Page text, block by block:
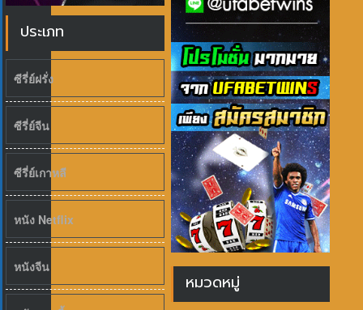
ประเภท
ซีรี่ย์ฝรั่ง
ซีรี่ย์จีน
ซีรี่ย์เกาหลี
หนัง Netflix
หนังจีน
หมวดหมู่